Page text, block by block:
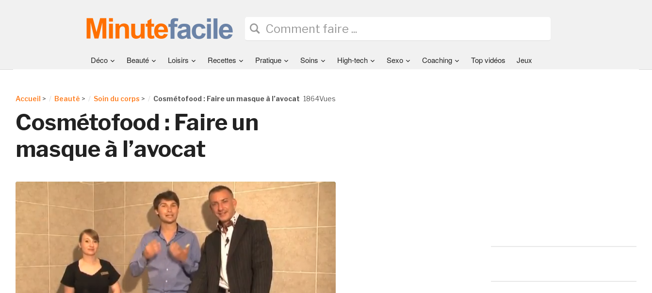
Déco Beauté Loisirs Recettes Pratique Soins High-tech Sexo Coaching Top vidéos Jeux
1864Vues
Accueil > Beauté > Soin du corps > Cosmétofood : Faire un masque à l’avocat
Cosmétofood : Faire un
masque à l’avocat